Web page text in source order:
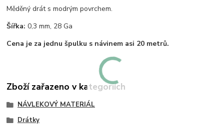
Měděný drát s modrým povrchem.
Šířka: 0,3 mm, 28 Ga
Cena je za jednu špulku s návinem asi 20 metrů.
Zboží zařazeno v kategoriích
NÁVLEKOVÝ MATERIÁL
Drátky